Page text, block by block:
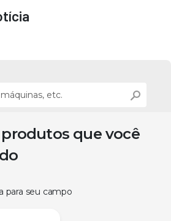
que você
para seu campo